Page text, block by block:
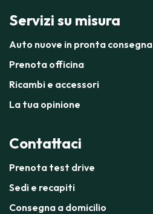
Servizi su misura
Auto nuove in pronta consegna
Prenota officina
Ricambi e accessori
La tua opinione
Contattaci
Prenota test drive
Sedi e recapiti
Consegna a domicilio